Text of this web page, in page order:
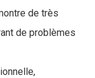
de très
de problèmes